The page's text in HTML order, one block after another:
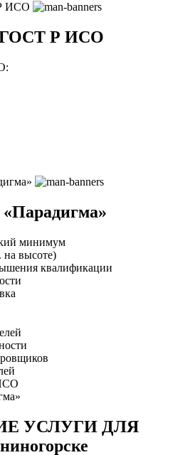
ГОСТ Р ИСО
минимум
на высоте)
квалификации
УСЛУГИ ДЛЯ